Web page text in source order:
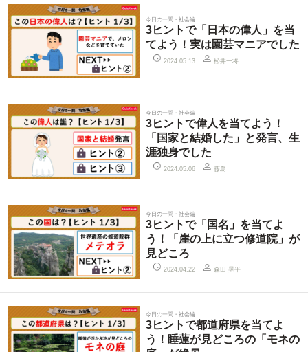
今日の一問・社会編
3ヒントで「日本の偉人」を当
てよう！実は園芸マニアでした
2024.05.13 松井一将
今日の一問・社会編
3ヒントで偉人を当てよう！
「国家と結婚した」と発言、生
涯独身でした
2024.05.06 藤島
今日の一問・社会編
3ヒントで「国名」を当てよ
う！「崖の上に立つ修道院」が
見どころ
2024.04.22 森田 晃平
今日の一問・社会編
3ヒントで都道府県を当てよ
う！睡蓮が見どころの「モネの